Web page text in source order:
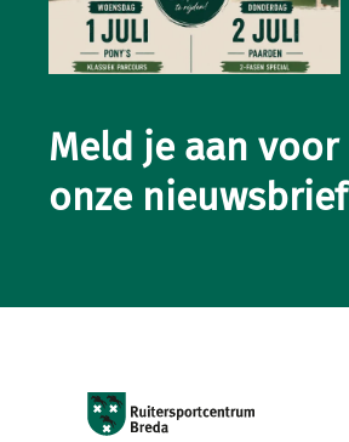
Meld je aan voor
onze nieuwsbrief